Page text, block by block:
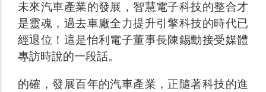
未來汽車產業的發展，智慧電子科技的整合才
是靈魂，過去車廠全力提升引擎科技的時代已
經退位！這是怡利電子董事長陳錫勳接受媒體
專訪時說的一段話。
的確，發展百年的汽車產業，正隨著科技的進